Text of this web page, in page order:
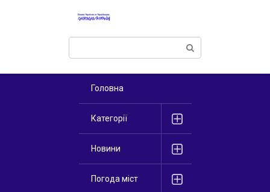
Поиск:
Головна
Категорії
Новини
Погода міст